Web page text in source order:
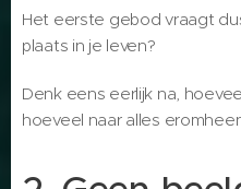
Het eerste gebod vraagt
plaats in je leven?
Denk eens eerlijk na,
hoeveel naar alles